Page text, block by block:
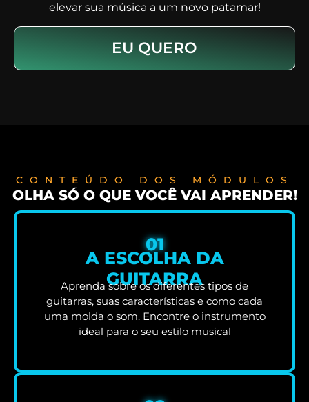
elevar sua música a um novo patamar!
EU QUERO
CONTEÚDO DOS MÓDULOS
OLHA SÓ O QUE VOCÊ VAI APRENDER!
01
A ESCOLHA DA
GUITARRA
Aprenda sobre os diferentes tipos de
guitarras, suas características e como cada
uma molda o som. Encontre o instrumento
ideal para o seu estilo musical